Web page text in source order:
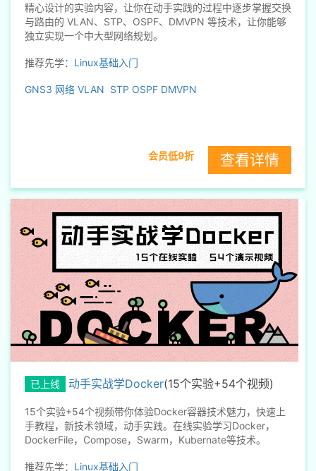
精心设计的实验内容，让你在动手实践的过程中逐步掌握交换
与路由的 VLAN、STP、OSPF、DMVPN 等技术，让你能够
独立实现一个中大型网络规划。
推荐先学： Linux基础入门
GNS3 网络 VLAN STP OSPF DMVPN
会员低9折 查看详情
已上线 动手实战学Docker(15个实验+54个视频)
15个实验+54个视频带你体验Docker容器技术魅力，快速上
手教程，新技术领域，动手实践。在线实验学习Docker，
DockerFile，Compose，Swarm，Kubernate等技术。
推荐先学： Linux基础入门